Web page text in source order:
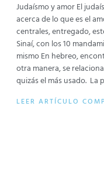
Judaísmo y amor El
acerca de lo que es el
centrales, entregado,
Sinaí, con los 10
mismo En hebreo,
otra manera, se
quizás el más usado. La
LEER ARTÍCULO